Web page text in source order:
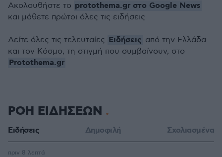
Ακολουθήστε το protothema.gr στο Google News
και μάθετε πρώτοι όλες τις ειδήσεις
Δείτε όλες τις τελευταίες Ειδήσεις από την Ελλάδα
και τον Κόσμο, τη στιγμή που συμβαίνουν, στο
Protothema.gr
ΡΟΗ ΕΙΔΗΣΕΩΝ
Ειδήσεις Δημοφιλή Σχολιασμένα
πριν 8 λεπτά